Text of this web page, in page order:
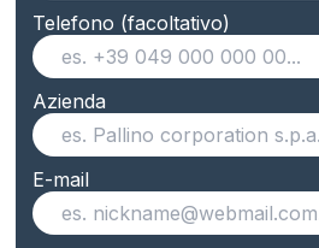
Telefono (facoltativo)
Azienda
E-mail